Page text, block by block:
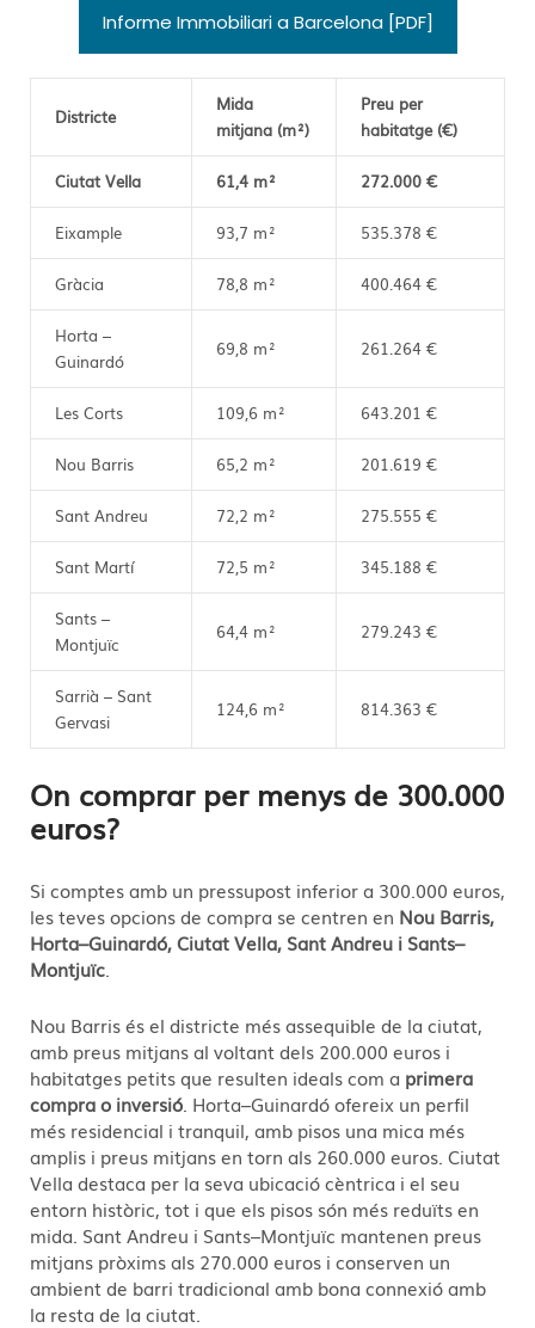
Informe Immobiliari a Barcelona [PDF]
Districte
Mida
mitjana (m²)
Preu per
habitatge (€)
Ciutat Vella 61,4 m² 272.000 €
Eixample 93,7 m² 535.378 €
Gràcia 78,8 m² 400.464 €
Horta –
Guinardó
69,8 m² 261.264 €
Les Corts 109,6 m² 643.201 €
Nou Barris 65,2 m² 201.619 €
Sant Andreu 72,2 m² 275.555 €
Sant Martí 72,5 m² 345.188 €
Sants –
Montjuïc
64,4 m² 279.243 €
Sarrià – Sant
Gervasi
124,6 m² 814.363 €
On comprar per menys de 300.000
euros?
Si comptes amb un pressupost inferior a 300.000 euros,
les teves opcions de compra se centren en Nou Barris,
Horta–Guinardó, Ciutat Vella, Sant Andreu i Sants–
Montjuïc
Nou Barris és el districte més assequible de la ciutat,
amb preus mitjans al voltant dels 200.000 euros i
habitatges petits que resulten ideals com a primera
compra o inversió . Horta–Guinardó ofereix un perfil
més residencial i tranquil, amb pisos una mica més
amplis i preus mitjans en torn als 260.000 euros. Ciutat
Vella destaca per la seva ubicació cèntrica i el seu
entorn històric, tot i que els pisos són més reduïts en
mida. Sant Andreu i Sants–Montjuïc mantenen preus
mitjans pròxims als 270.000 euros i conserven un
ambient de barri tradicional amb bona connexió amb
la resta de la ciutat.